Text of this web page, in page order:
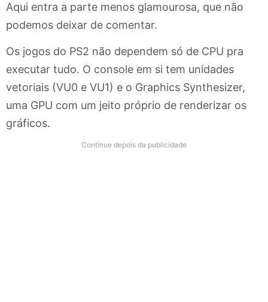
Aqui entra a parte menos glamourosa, que não
podemos deixar de comentar.
Os jogos do PS2 não dependem só de CPU pra
executar tudo. O console em si tem unidades
vetoriais (VU0 e VU1) e o Graphics Synthesizer,
uma GPU com um jeito próprio de renderizar os
gráficos.
Continue depois da publicidade